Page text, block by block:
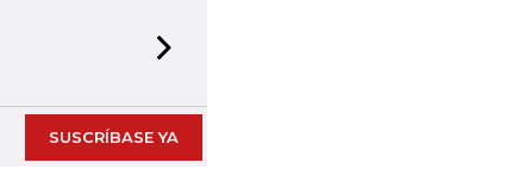
SUSCRÍBASE YA